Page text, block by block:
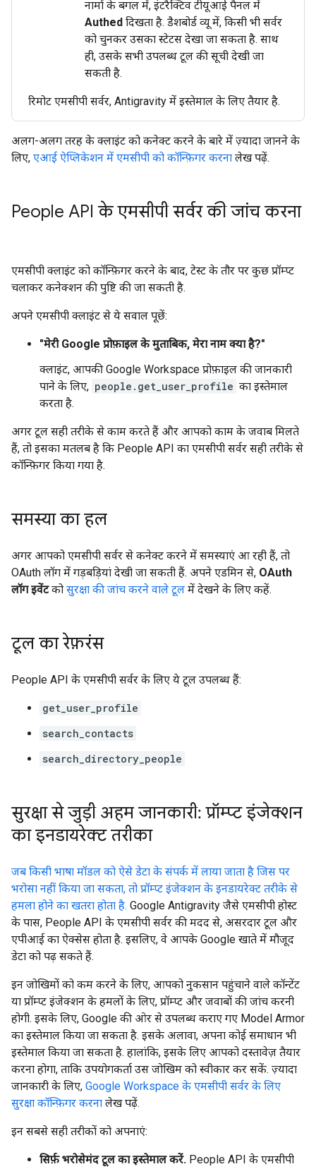
नामों के बगल में, इंटरैक्टिव टीयूआई पैनल में
Authed दिखता है. डैशबोर्ड व्यू में, किसी भी सर्वर
को चुनकर उसका स्टेटस देखा जा सकता है. साथ
ही, उसके सभी उपलब्ध टूल की सूची देखी जा
सकती है.
रिमोट एमसीपी सर्वर, Antigravity में इस्तेमाल के लिए तैयार है.
अलग-अलग तरह के क्लाइंट को कनेक्ट करने के बारे में ज़्यादा जानने के
लिए, एआई ऐप्लिकेशन में एमसीपी को कॉन्फ़िगर करना लेख पढ़ें.
People API के एमसीपी सर्वर की जांच करना
एमसीपी क्लाइंट को कॉन्फ़िगर करने के बाद, टेस्ट के तौर पर कुछ प्रॉम्प्ट
चलाकर कनेक्शन की पुष्टि की जा सकती है.
अपने एमसीपी क्लाइंट से ये सवाल पूछें:
"मेरी Google प्रोफ़ाइल के मुताबिक, मेरा नाम क्या है?"
क्लाइंट, आपकी Google Workspace प्रोफ़ाइल की जानकारी
पाने के लिए, people.get_user_profile का इस्तेमाल
करता है.
अगर टूल सही तरीके से काम करते हैं और आपको काम के जवाब मिलते
हैं, तो इसका मतलब है कि People API का एमसीपी सर्वर सही तरीके से
कॉन्फ़िगर किया गया है.
समस्या का हल
अगर आपको एमसीपी सर्वर से कनेक्ट करने में समस्याएं आ रही हैं, तो
OAuth लॉग में गड़बड़ियां देखी जा सकती हैं. अपने एडमिन से, OAuth
लॉग इवेंटको सुरक्षा की जांच करने वाले टूल में देखने के लिए कहें.
टूल का रेफ़रंस
People API के एमसीपी सर्वर के लिए ये टूल उपलब्ध हैं:
get_user_profile
search_contacts
search_directory_people
सुरक्षा से जुड़ी अहम जानकारी: प्रॉम्प्ट इंजेक्शन
का इनडायरेक्ट तरीका
जब किसी भाषा मॉडल को ऐसे डेटा के संपर्क में लाया जाता है जिस पर
भरोसा नहीं किया जा सकता, तो प्रॉम्प्ट इंजेक्शन के इनडायरेक्ट तरीके से
हमला होने का खतरा होता है. Google Antigravity जैसे एमसीपी होस्ट
के पास, People API के एमसीपी सर्वर की मदद से, असरदार टूल और
एपीआई का ऐक्सेस होता है. इसलिए, वे आपके Google खाते में मौजूद
डेटा को पढ़ सकते हैं.
इन जोखिमों को कम करने के लिए, आपको नुकसान पहुंचाने वाले कॉन्टेंट
या प्रॉम्प्ट इंजेक्शन के हमलों के लिए, प्रॉम्प्ट और जवाबों की जांच करनी
होगी. इसके लिए, Google की ओर से उपलब्ध कराए गए Model Armor
का इस्तेमाल किया जा सकता है. इसके अलावा, अपना कोई समाधान भी
इस्तेमाल किया जा सकता है. हालांकि, इसके लिए आपको दस्तावेज़ तैयार
करना होगा, ताकि उपयोगकर्ता उस जोखिम को स्वीकार कर सकें. ज़्यादा
जानकारी के लिए, Google Workspace के एमसीपी सर्वर के लिए
सुरक्षा कॉन्फ़िगर करना लेख पढ़ें.
इन सबसे सही तरीकों को अपनाएं:
सिर्फ़ भरोसेमंद टूल का इस्तेमाल करें. People API के एमसीपी